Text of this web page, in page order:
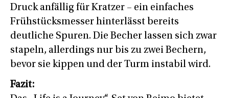
Druck anfällig für Kratzer – ein einfaches
Frühstücksmesser hinterlässt bereits
deutliche Spuren. Die Becher lassen sich zwar
stapeln, allerdings nur bis zu zwei Bechern,
bevor sie kippen und der Turm instabil wird.
Fazit: